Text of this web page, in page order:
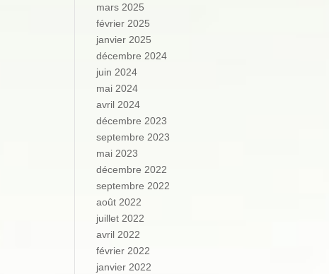
mars 2025
février 2025
janvier 2025
décembre 2024
juin 2024
mai 2024
avril 2024
décembre 2023
septembre 2023
mai 2023
décembre 2022
septembre 2022
août 2022
juillet 2022
avril 2022
février 2022
janvier 2022